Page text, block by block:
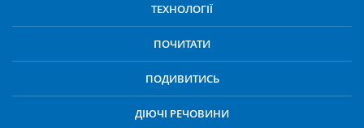
ТЕХНОЛОГІЇ
ПОЧИТАТИ
ПОДИВИТИСЬ
ДІЮЧІ РЕЧОВИНИ